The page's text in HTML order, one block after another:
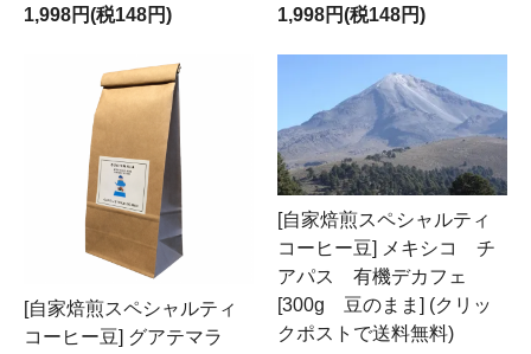
1,998円(税148円)
1,998円(税148円)
[自家焙煎スペシャルティ
コーヒー豆] グアテマラ
[自家焙煎スペシャルティ
コーヒー豆] メキシコ チ
アパス 有機デカフェ
[300g 豆のまま] (クリッ
クポストで送料無料)